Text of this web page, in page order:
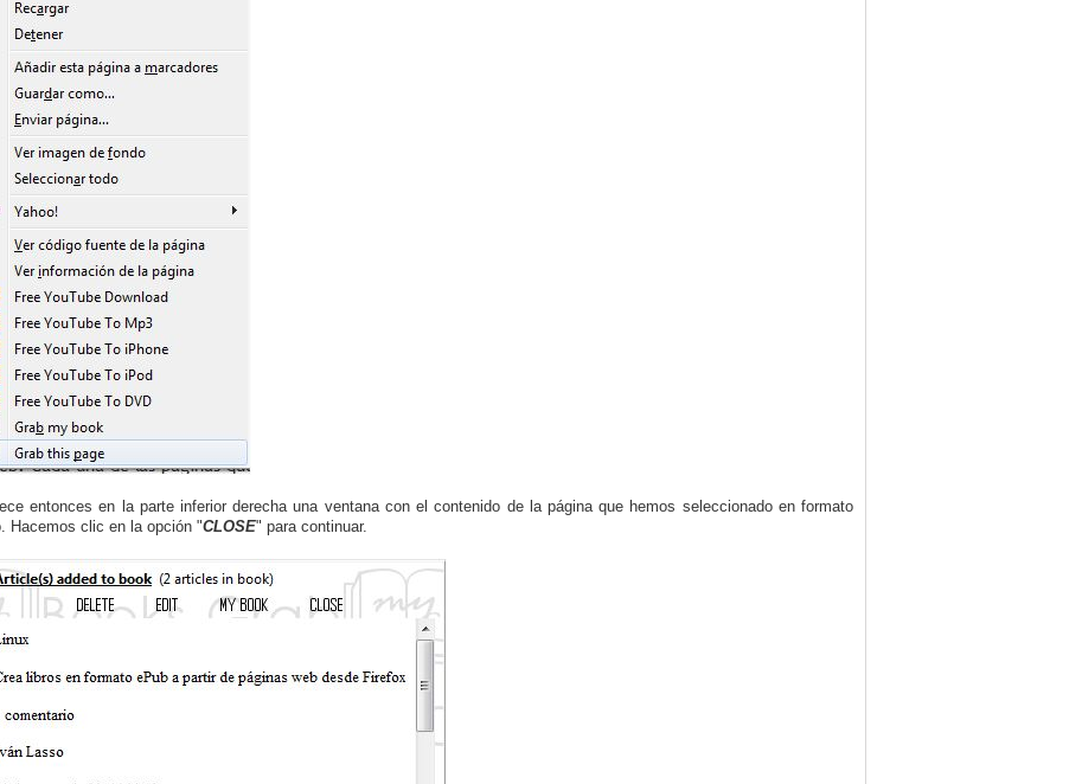
entonces en la parte inferior derecha una ventana con el contenido de la página que hemos seleccionado en formato
Hacemos clic en la opción "CLOSE" para continuar.